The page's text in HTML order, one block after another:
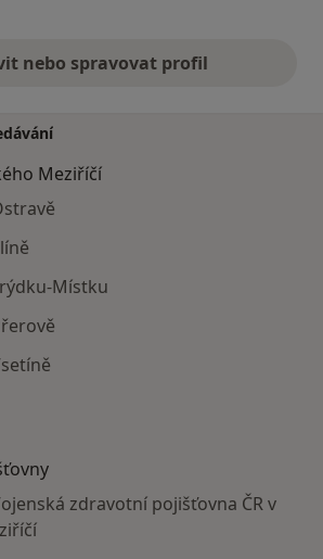
nebo spravovat profil
Meziříčí
Místku
zdravotní pojišťovna ČR v